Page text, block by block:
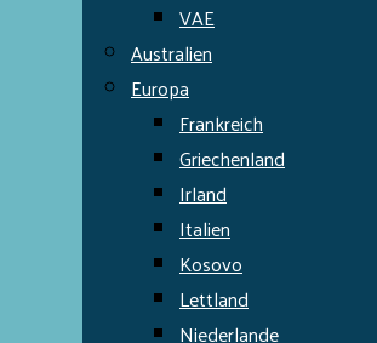
VAE
Australien
Europa
Frankreich
Griechenland
Irland
Italien
Kosovo
Lettland
Niederlande